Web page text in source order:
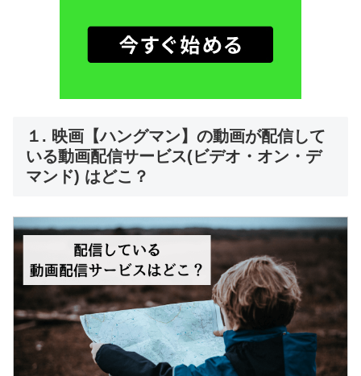
１. 映画【ハングマン】の動画が配信して
いる動画配信サービス(ビデオ・オン・デ
マンド) はどこ？